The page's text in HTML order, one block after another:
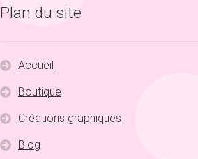
Plan du site
Accueil
Boutique
Créations graphiques
Blog